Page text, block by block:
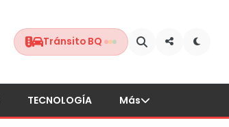
Tránsito BQ
TECNOLOGÍA Más